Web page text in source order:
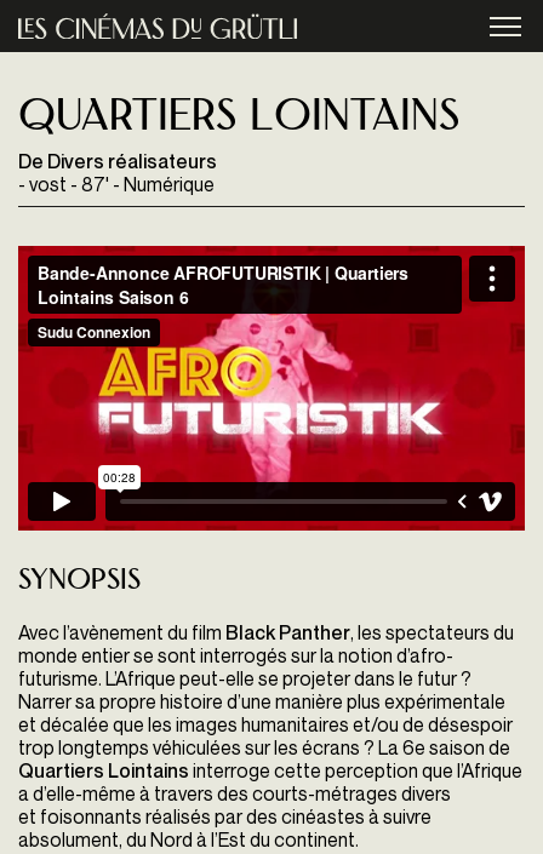
Aller au contenu principal
Quartiers lointains
De Divers réalisateurs
- vost - 87' - Numérique
Synopsis
Avec l’avènement du film Black Panther, les spectateurs du
monde entier se sont interrogés sur la notion d’afro-
futurisme. L’Afrique peut-elle se projeter dans le futur ?
Narrer sapropre histoire d’une manière plus expérimentale
et décalée que les images humanitaires et/ou de désespoir
trop longtemps véhiculées sur les écrans ? La 6e saison de
Quartiers Lointains interroge cette perception que l’Afrique
a d’elle-même à travers des courts-métrages divers
et foisonnants réalisés par des cinéastes à suivre
absolument, du Nord à l’Est du continent.